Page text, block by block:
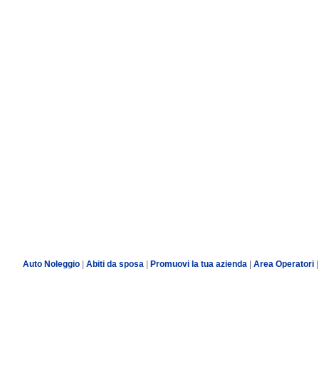
Auto Noleggio| Abiti da sposa| Promuovi la tua azienda Area Operatori